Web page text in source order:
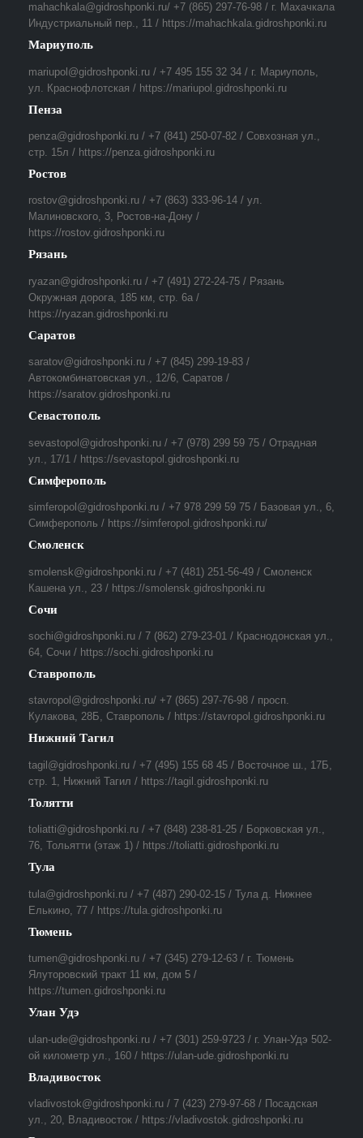
mahachkala@gidroshponki.ru/ +7 (865) 297-76-98 / г. Махачкала
Индустриальный пер., 11 / https://mahachkala.gidroshponki.ru
Мариуполь
mariupol@gidroshponki.ru / +7 495 155 32 34 / г. Мариуполь,
ул. Краснофлотская / https://mariupol.gidroshponki.ru
Пенза
penza@gidroshponki.ru / +7 (841) 250-07-82 / Совхозная ул.,
стр. 15л / https://penza.gidroshponki.ru
Ростов
rostov@gidroshponki.ru / +7 (863) 333-96-14 / ул.
Малиновского, 3, Ростов-на-Дону /
https://rostov.gidroshponki.ru
Рязань
ryazan@gidroshponki.ru / +7 (491) 272-24-75 / Рязань
Окружная дорога, 185 км, стр. 6а /
https://ryazan.gidroshponki.ru
Саратов
saratov@gidroshponki.ru / +7 (845) 299-19-83 /
Автокомбинатовская ул., 12/6, Саратов /
https://saratov.gidroshponki.ru
Севастополь
sevastopol@gidroshponki.ru / +7 (978) 299 59 75 / Отрадная
ул., 17/1 / https://sevastopol.gidroshponki.ru
Симферополь
simferopol@gidroshponki.ru / +7 978 299 59 75 / Базовая ул., 6,
Симферополь / https://simferopol.gidroshponki.ru/
Смоленск
smolensk@gidroshponki.ru / +7 (481) 251-56-49 / Смоленск
Кашена ул., 23 / https://smolensk.gidroshponki.ru
Сочи
sochi@gidroshponki.ru / 7 (862) 279-23-01 / Краснодонская ул.,
64, Сочи / https://sochi.gidroshponki.ru
Ставрополь
stavropol@gidroshponki.ru/ +7 (865) 297-76-98 / просп.
Кулакова, 28Б, Ставрополь / https://stavropol.gidroshponki.ru
Нижний Тагил
tagil@gidroshponki.ru / +7 (495) 155 68 45 / Восточное ш., 17Б,
стр. 1, Нижний Тагил / https://tagil.gidroshponki.ru
Толятти
toliatti@gidroshponki.ru / +7 (848) 238-81-25 / Борковская ул.,
76, Тольятти (этаж 1) / https://toliatti.gidroshponki.ru
Тула
tula@gidroshponki.ru / +7 (487) 290-02-15 / Тула д. Нижнее
Елькино, 77 / https://tula.gidroshponki.ru
Тюмень
tumen@gidroshponki.ru / +7 (345) 279-12-63 / г. Тюмень
Ялуторовский тракт 11 км, дом 5 /
https://tumen.gidroshponki.ru
Улан Удэ
ulan-ude@gidroshponki.ru / +7 (301) 259-9723 / г. Улан-Удэ 502-
ой километр ул., 160 / https://ulan-ude.gidroshponki.ru
Владивосток
vladivostok@gidroshponki.ru / 7 (423) 279-97-68 / Посадская
ул., 20, Владивосток / https://vladivostok.gidroshponki.ru